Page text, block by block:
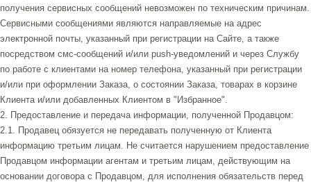
получения сервисных сообщений невозможен по техническим причинам.
Сервисными сообщениями являются направляемые на адрес
электронной почты, указанный при регистрации на Сайте, а также
посредством смс-сообщений и/или push-уведомлений и через Службу
по работе с клиентами на номер телефона, указанный при регистрации
и/или при оформлении Заказа, о состоянии Заказа, товарах в корзине
Клиента и/или добавленных Клиентом в "Избранное".
2. Предоставление и передача информации, полученной Продавцом:
2.1. Продавец обязуется не передавать полученную от Клиента
информацию третьим лицам. Не считается нарушением предоставление
Продавцом информации агентам и третьим лицам, действующим на
основании договора с Продавцом, для исполнения обязательств перед